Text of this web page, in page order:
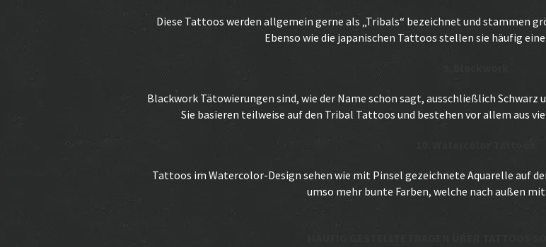
Diese Tattoos werden allgemein gerne als „Tribals“ bezeichnet und stammen
Ebenso wie die japanischen Tattoos stellen sie häufig
Blackwork Tätowierungen sind, wie der Name schon sagt, ausschließlich Schwarz
Sie basieren teilweise auf den Tribal Tattoos und bestehen vor allem aus
Tattoos im Watercolor-Design sehen wie mit Pinsel gezeichnete Aquarelle auf
umso mehr bunte Farben, welche nach außen
HÄUFIG GESTELLTE FRAGEN ÜBER TATTOOS